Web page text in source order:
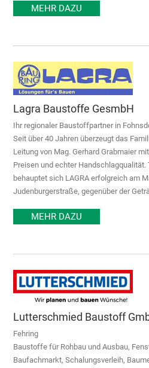
MEHR DAZU
Lagra Baustoffe GesmbH
Ihr regionaler Baustoffpartner in
Seit über 40 Jahren überzeugt das
Leitung von Mag. Gerhard Grabmaier
Preisen und echter Handschlagqualität.
behauptet sich LAGRA erfolgreich am
Judenburgerstraße, gegenüber der
MEHR DAZU
Lutterschmied Baustoff
Fehring
Baustoffe für Rohbau und Ausbau,
Baufachmarkt, Schalungsverleih,